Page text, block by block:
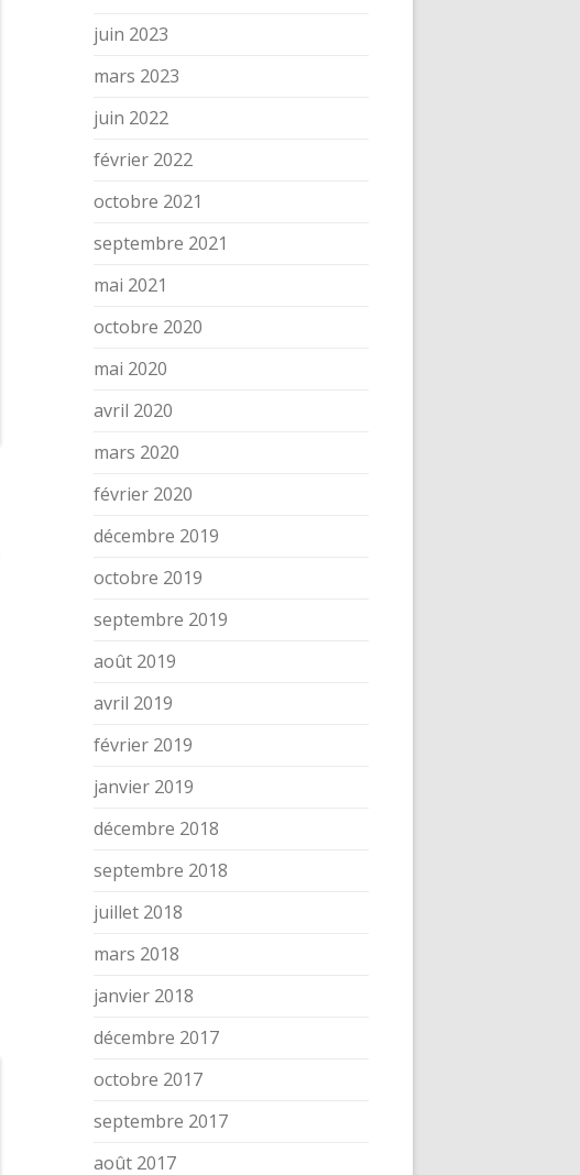
juin 2023
mars 2023
juin 2022
février 2022
octobre 2021
septembre 2021
mai 2021
octobre 2020
mai 2020
avril 2020
mars 2020
février 2020
décembre 2019
octobre 2019
septembre 2019
août 2019
avril 2019
février 2019
janvier 2019
décembre 2018
septembre 2018
juillet 2018
mars 2018
janvier 2018
décembre 2017
octobre 2017
septembre 2017
août 2017